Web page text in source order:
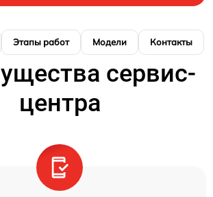
Этапы работ Модели Контакты
сервис-
центра